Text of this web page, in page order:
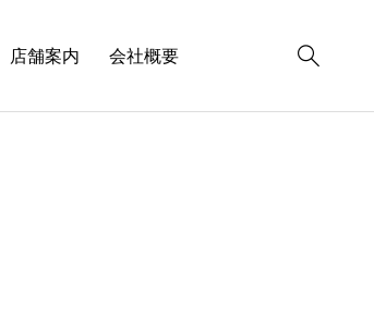
店舗案内 会社概要